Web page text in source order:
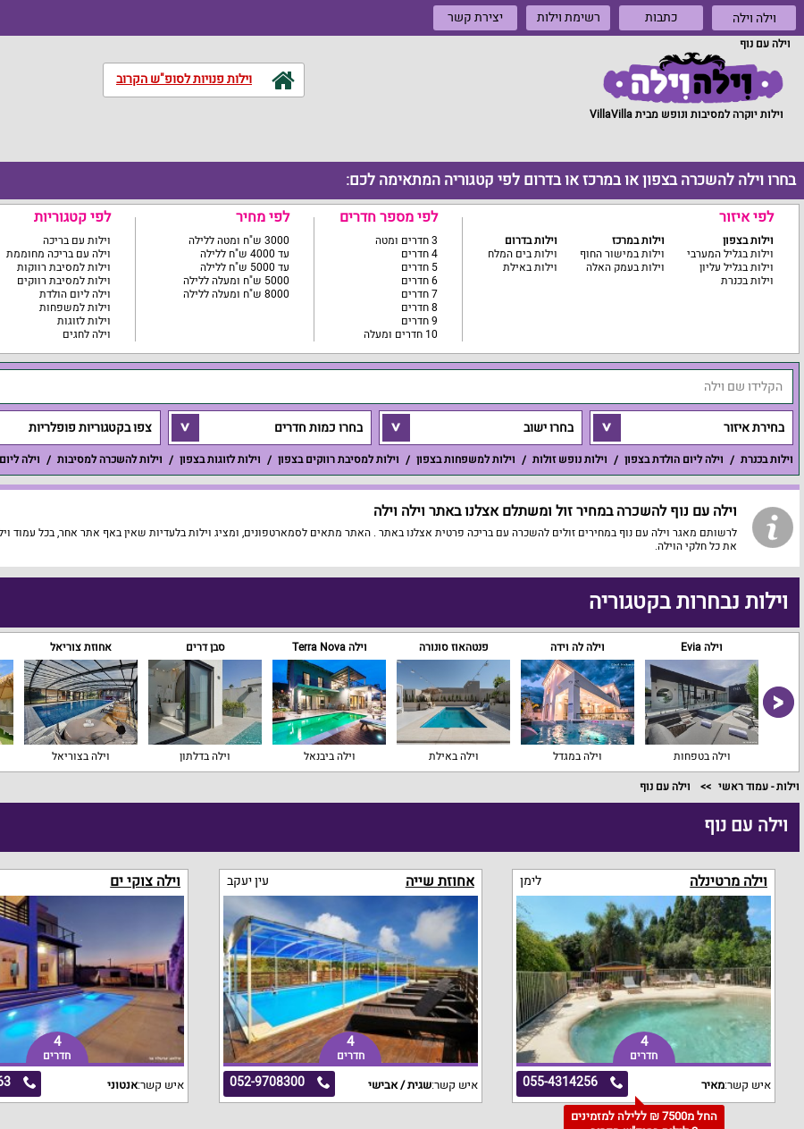
וילה וילה כתבות רשימת וילות יצירת קשר
וילה עם נוף
וילות פנויות לסופ"ש הקרוב
וילות יוקרה למסיבות ונופש מבית VillaVilla
בחרו וילה להשכרה בצפון או במרכז או בדרום לפי קטגוריה המתאימה לכם:
לפי איזור
וילות בצפון
וילות בגליל המערבי
וילות בגליל עליון
וילות בכנרת
וילות במרכז
וילות במישור החוף
וילות בעמק האלה
וילות בדרום
וילות בים המלח
וילות באילת
לפי מספר חדרים
3 חדרים ומטה
4 חדרים
5 חדרים
6 חדרים
7 חדרים
8 חדרים
9 חדרים
10 חדרים ומעלה
לפי מחיר
3000 ש"ח ומטה ללילה
עד 4000 ש"ח ללילה
עד 5000 ש"ח ללילה
5000 ש"ח ומעלה ללילה
8000 ש"ח ומעלה ללילה
לפי קטגוריות
וילות עם בריכה
וילה עם בריכה מחוממת
וילות למסיבת רווקות
וילות למסיבת רווקים
וילה ליום הולדת
וילות למשפחות
וילות לזוגות
וילה לחגים
בחירת איזור בחרו ישוב בחרו כמות חדרים צפו בקטגוריות פופלריות
וילות בכנרת וילה ליום הולדת בצפון וילות נופש זולות וילות למשפחות בצפון וילות למסיבת רווקים בצפון וילות לזוגות בצפון וילות להשכרה למסיבות וילה
וילה עם נוף להשכרה במחיר זול ומשתלם אצלנו באתר וילה וילה
לרשותם מאגר וילה עם נוף במחירים זולים להשכרה עם בריכה פרטית אצלנו באתר . האתר מתאים לסמארטפונים, ומציג וילות בלעדיות שאין באף אתר אחר, בכל עמוד
את כל חלקי הוילה.
וילות נבחרות בקטגוריה
אחוזת צוריאל
וילה בצוריאל
סבן דרים
וילה בדלתון
וילה Terra Nova
וילה ביבנאל
פנטהאוז סונורה
וילה באילת
וילה לה וידה
וילה במגדל
וילה Evia
וילה בטפחות
וילות - עמוד ראשי
וילה עם נוף
וילה עם נוף
וילה מרטינלה לימן
4
חדרים
055-4314256 איש קשר:מאיר
החל מ7500 ₪ ללילה למזמינים
אחוזת שייה עין יעקב
4
חדרים
052-9708300 איש קשר:שגית / אבישי
וילה צוקי ים
4
חדרים
איש קשר:אנטוני